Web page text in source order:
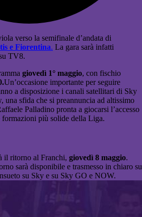
verso la semifinale d’andata di
e Fiorentina. La gara sarà infatti
TV8.
giovedì 1° maggio, con fischio
Un’occasione importante per seguire
a disposizione i canali satellitari di Sky
sfida che si preannuncia ad altissimo
Palladino pronta a giocarsi l’accesso
più solide della Liga.
il ritorno al Franchi, giovedì 8 maggio.
sarà disponibile e trasmesso in chiaro su
su Sky e su Sky GO e NOW.